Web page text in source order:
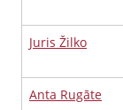
Juris Žilko
Anta Rugāte